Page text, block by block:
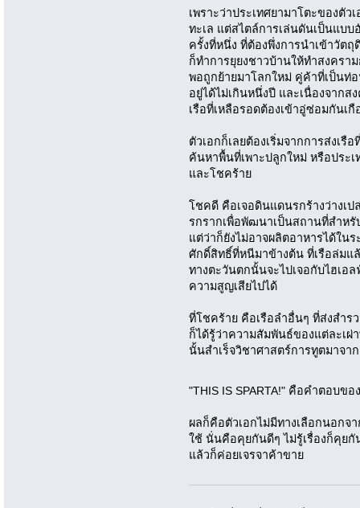
เพราะว่าประเทศยามาโตะของตั
ทะเล แต่สไตล์การเล่นดันเป็นแบ
ครั้งที่หนึ่ง ที่ต้องพึ่งการนำเข้าวัตถุ
ก็ทำการยุยงชาวบ้านให้ทำสงครา
พอถูกย้ายมาโลกใหม่ คู่ค้าที่เป็นท่อ
อยู่ได้ไม่เกินหนึ่งปี และเนื่องจาก
เรือที่เหลือรอดต้องเข้าอู่ซ่อมกันเ
ตัวเอกก็เลยต้องเริ่มจากการส่งเรื
ค้นหาพื้นที่เพาะปลูกใหม่ หรือประ
และโชคร้าย
โชคดี คือเจอดินแดนรกร้างว่างเป
รกรากเพื่อพัฒนาเป็นสถานที่สำหรั
แต่ว่าก็ยังไม่อาจผลิตอาหารได้ใน
ศักดิ์สิทธิ์ที่หนีมาข้างต้น ที่เรือล่มแ
ทางตะวันตกนั้นจะไปเจอกับไฮเอ
ความสูญเสียไปได้
ที่โชคร้าย คือเรือลำอื่นๆ ที่ส่งสำ
ก็ได้รู้ว่าความสัมพันธ์ของแต่ละเผ่
นั้นสำเร็จวิชาศาสตร์การทูตมาจ
"THIS IS SPARTA!" คือคำตอบข
ผลก็คือตัวเอกไม่มีทางเลือกนอก
ใช้ นั่นคือคุยกันดีๆ ไม่รู้เรื่องก็คุย
แล้วก็ค่อยเจรจาค้าขาย